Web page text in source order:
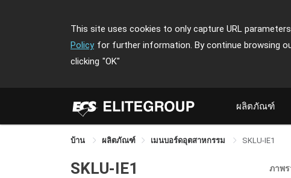
This site uses cookies to only capture URL
Policy for further information. By continue browsing
clicking "OK"
ผลิตภัณฑ์
บ้าน ผลิตภัณฑ์ เมนบอร์ดอุตสาหกรรม SKLU-IE1
SKLU-IE1 ภาพ